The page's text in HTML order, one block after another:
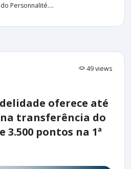
Personnalité....
49 views
oferece até
na transferência do
pontos na 1ª